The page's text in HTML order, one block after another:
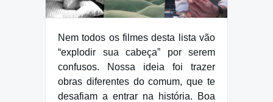
Nem todos os filmes desta lista vão
“explodir sua cabeça” por serem
confusos. Nossa ideia foi trazer
obras diferentes do comum, que te
desafiam a entrar na história. Boa